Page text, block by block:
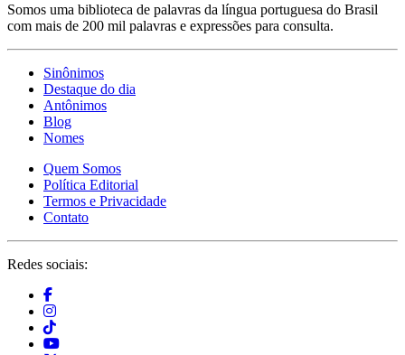
Somos uma biblioteca de palavras da língua portuguesa do Brasil
com mais de 200 mil palavras e expressões para consulta.
Sinônimos
Destaque do dia
Antônimos
Blog
Nomes
Quem Somos
Política Editorial
Termos e Privacidade
Contato
Redes sociais: